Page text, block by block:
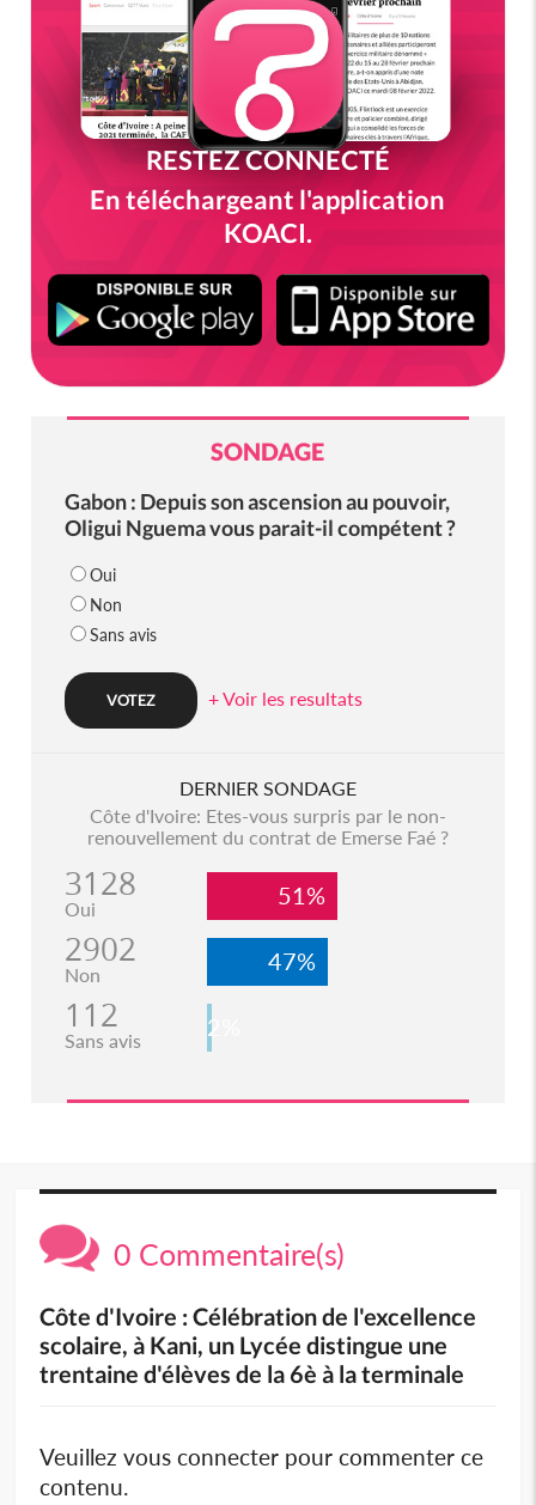
RESTEZ CONNECTÉ
En téléchargeant l'application
KOACI.
SONDAGE
Gabon : Depuis son ascension au pouvoir,
Oligui Nguema vous parait-il compétent ?
Oui
Non
Sans avis
+ Voir les resultats
DERNIER SONDAGE
Côte d'Ivoire: Etes-vous surpris par le non-
renouvellement du contrat de Emerse Faé ?
3128
Oui 51%
2902
Non 47%
112
Sans avis 2%
0 Commentaire(s)
Côte d'Ivoire : Célébration de l'excellence
scolaire, à Kani, un Lycée distingue une
trentaine d'élèves de la 6è à la terminale
Veuillez vous connecter pour commenter ce
contenu.